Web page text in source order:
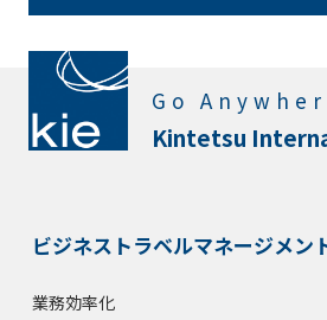
Go
Kintetsu
ビジネストラベルマネージメン
業務効率化